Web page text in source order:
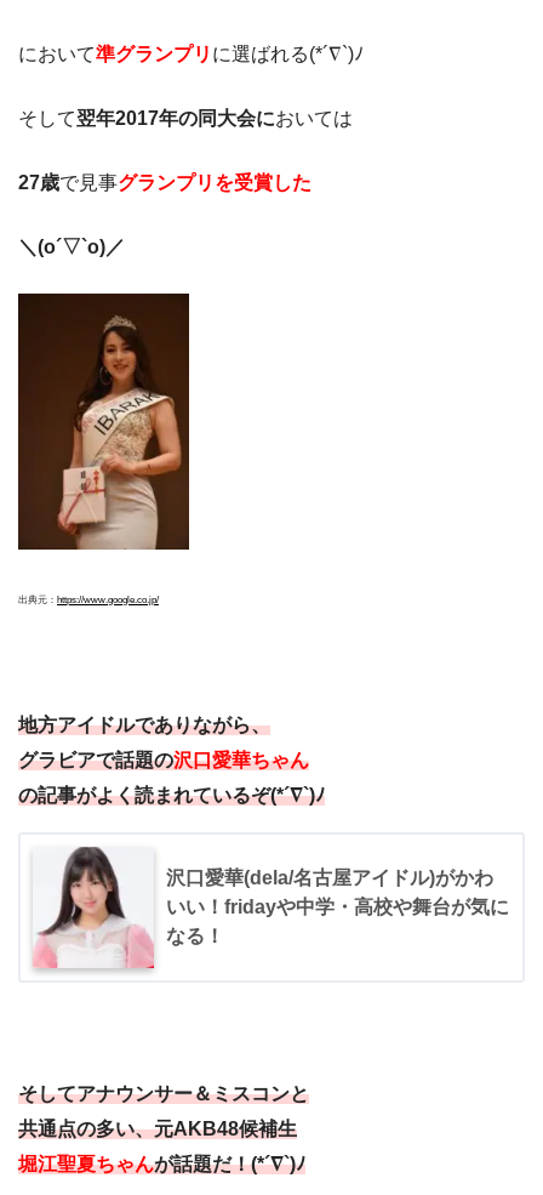
において準グランプリ に選ばれる(*´∇`)ﾉ
そして翌年2017年の同大会においては
27歳で見事グランプリを受賞した
＼(o´▽`o)／
出典元： https://www.google.co.jp/
地方アイドルでありながら、
グラビアで話題の沢口愛華ちゃん
の記事がよく読まれているぞ(*´∇`)ﾉ
沢口愛華(dela/名古屋アイドル)がかわ
いい！fridayや中学・高校や舞台が気に
なる！
そしてアナウンサー＆ミスコンと
共通点の多い、元AKB48候補生
堀江聖夏ちゃんが話題だ！(*´∇`)ﾉ